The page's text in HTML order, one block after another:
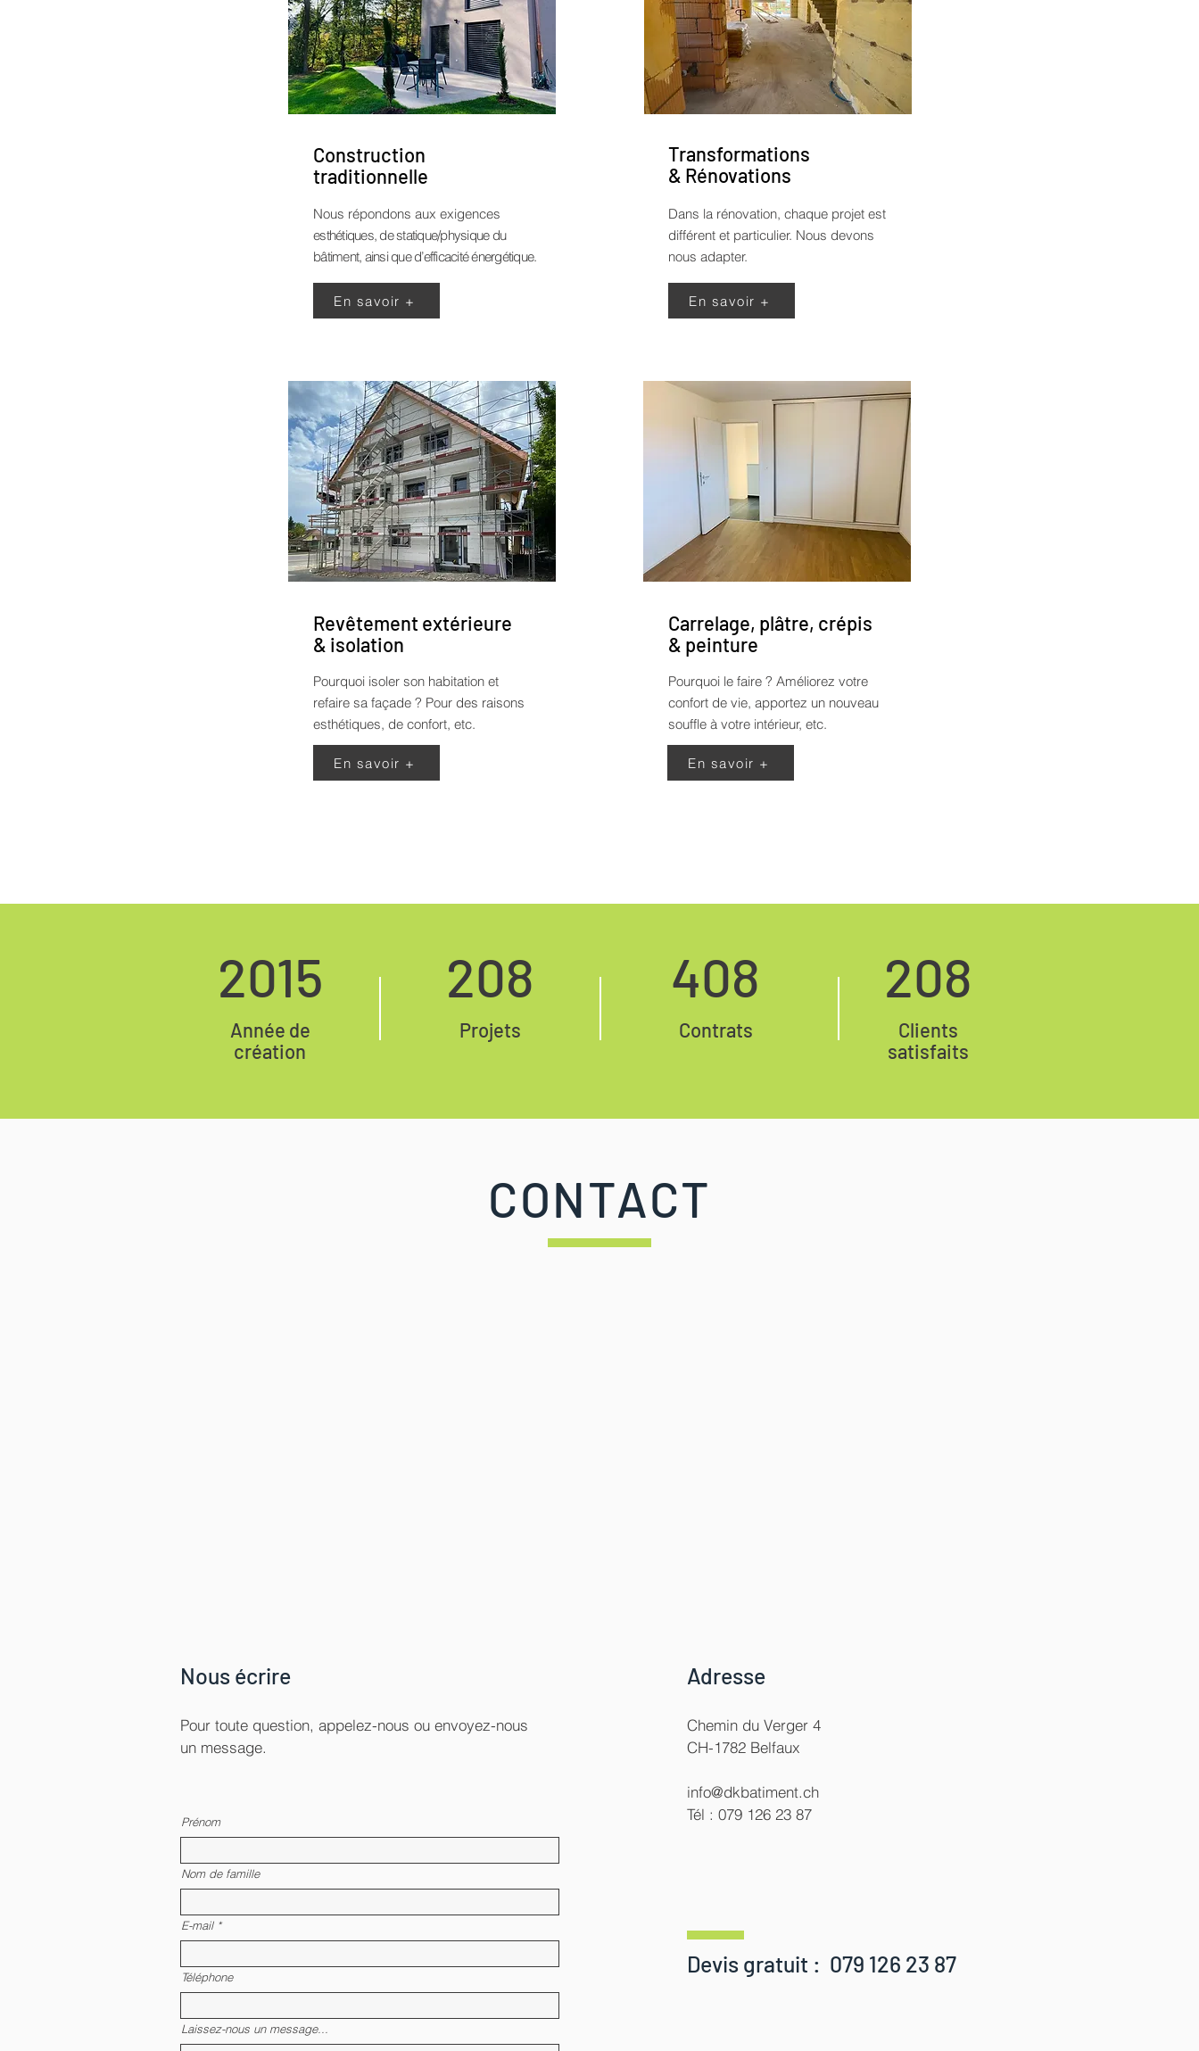
Construction
traditionnelle
Nous répondons aux exigences
esthétiques, de statique/physique du
bâtiment, ainsi que d’efficacité énergétique.
En savoir +
Revêtement extérieure
& isolation
Pourquoi isoler son habitation et
refaire sa façade ? Pour des raisons
esthétiques, de confort, etc.
En savoir +
Transformations
& Rénovations
Dans la rénovation, chaque projet est
différent et particulier. Nous devons
nous adapter.
En savoir +
Carrelage, plâtre, crépis
& peinture
Pourquoi le faire ? Améliorez votre
confort de vie, apportez un nouveau
souffle à votre intérieur, etc.
En savoir +
2015
Année de
création
208
Projets
408
Contrats
208
Clients
satisfaits
CONTACT
Nous écrire
Pour toute question, appelez-nous ou envoyez-nous
un message.
Prénom
Nom de famille
E-mail
Téléphone
Laissez-nous un message...
Adresse
Chemin du Verger 4
CH-1782 Belfaux
info@dkbatiment.ch
Tél : 079 126 23 87
Devis gratuit : 079 126 23 87